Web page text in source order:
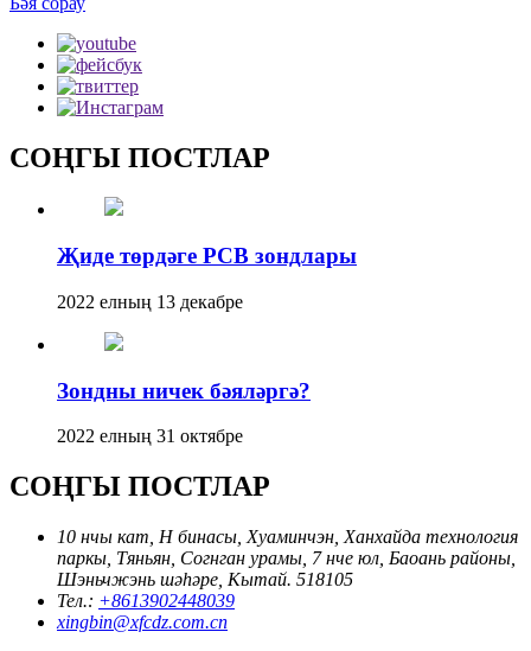
СОҢГЫ ПОСТЛАР
Җиде төрдәге PCB зондлары
2022 елның 13 декабре
Зондны ничек бәяләргә?
2022 елның 31 октябре
СОҢГЫ ПОСТЛАР
10 нчы кат, H бинасы, Хуаминчэн, Ханхайда технология
паркы, Тяньян, Согнган урамы, 7 нче юл, Баоань районы,
Шэньчжэнь шәһәре, Кытай. 518105
Тел.: +8613902448039
xingbin@xfcdz.com.cn